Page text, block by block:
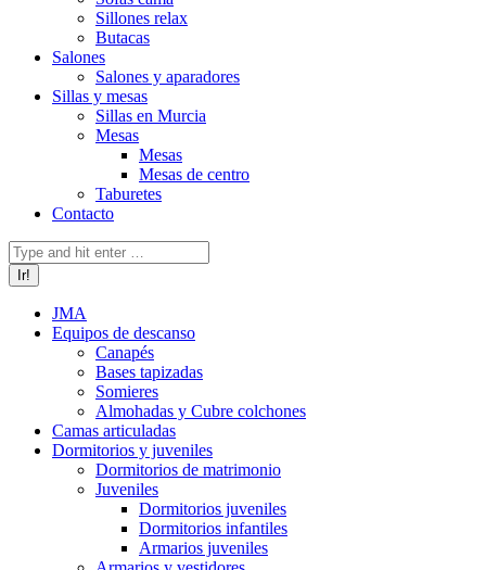
Sillones relax
Butacas
Salones
Salones y aparadores
Sillas y mesas
Sillas en Murcia
Mesas
Mesas
Mesas de centro
Taburetes
Contacto
Buscar:
JMA
Equipos de descanso
Canapés
Bases tapizadas
Somieres
Almohadas y Cubre colchones
Camas articuladas
Dormitorios y juveniles
Dormitorios de matrimonio
Juveniles
Dormitorios juveniles
Dormitorios infantiles
Armarios juveniles